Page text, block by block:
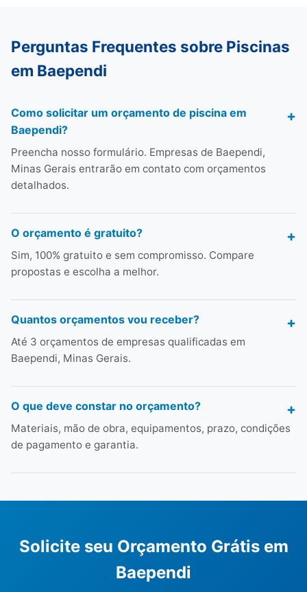
Perguntas Frequentes sobre Piscinas
em Baependi
Como solicitar um orçamento de piscina em
Baependi?
Preencha nosso formulário. Empresas de Baependi,
Minas Gerais entrarão em contato com orçamentos
detalhados.
O orçamento é gratuito?
Sim, 100% gratuito e sem compromisso. Compare
propostas e escolha a melhor.
Quantos orçamentos vou receber?
Até 3 orçamentos de empresas qualificadas em
Baependi, Minas Gerais.
O que deve constar no orçamento?
Materiais, mão de obra, equipamentos, prazo, condições
de pagamento e garantia.
Solicite seu Orçamento Grátis em
Baependi